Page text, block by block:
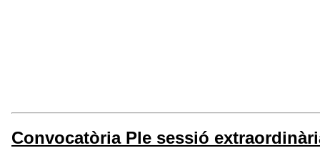
Convocatòria Ple sessió